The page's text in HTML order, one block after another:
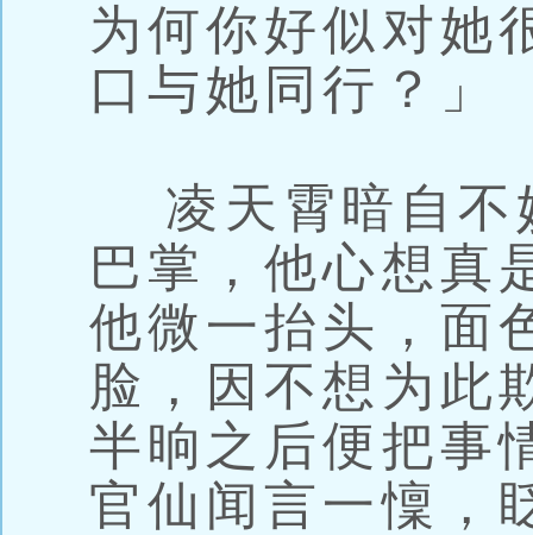
为何你好似对她
口与她同行？」
凌天霄暗自不
巴掌，他心想真
他微一抬头，面
脸，因不想为此
半晌之后便把事
官仙闻言一懍，